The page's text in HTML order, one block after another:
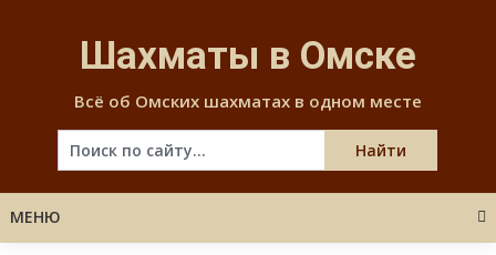
content
Шахматы в Омске
Всё об Омских шахматах в одном месте
МЕНЮ